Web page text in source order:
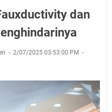
dan
2/07/2025 03:53:00 PM